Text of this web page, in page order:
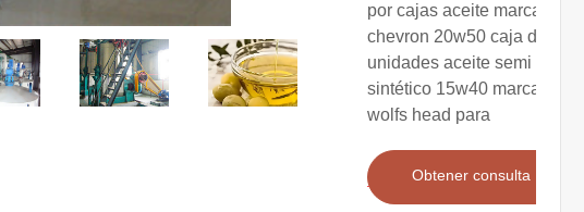
por cajas aceite marca
chevron 20w50 caja de 12
unidades aceite semi
sintético 15w40 marca
wolfs head para
Obtener consulta